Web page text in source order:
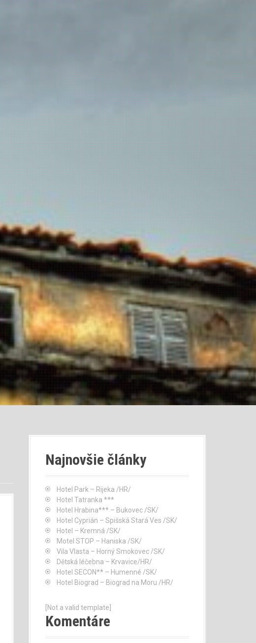
Najnovšie články
Hotel Park – Rijeka /HR/
Hotel Tatranka ***
Hotel Hrabina*** – Bukovec /SK/
Hotel Cyprián – Spišská Stará Ves /SK/
Hotel – Kremná /SK/
Motel STOP – Haniska /SK/
Vila Vlasta – Horný Smokovec /SK/
Dětská léčebna – Krvavice/HR/
Hotel SECON** – Humenné /SK/
Hotel Biograd – Biograd na Moru /HR/
[Not a valid template]
Komentáre